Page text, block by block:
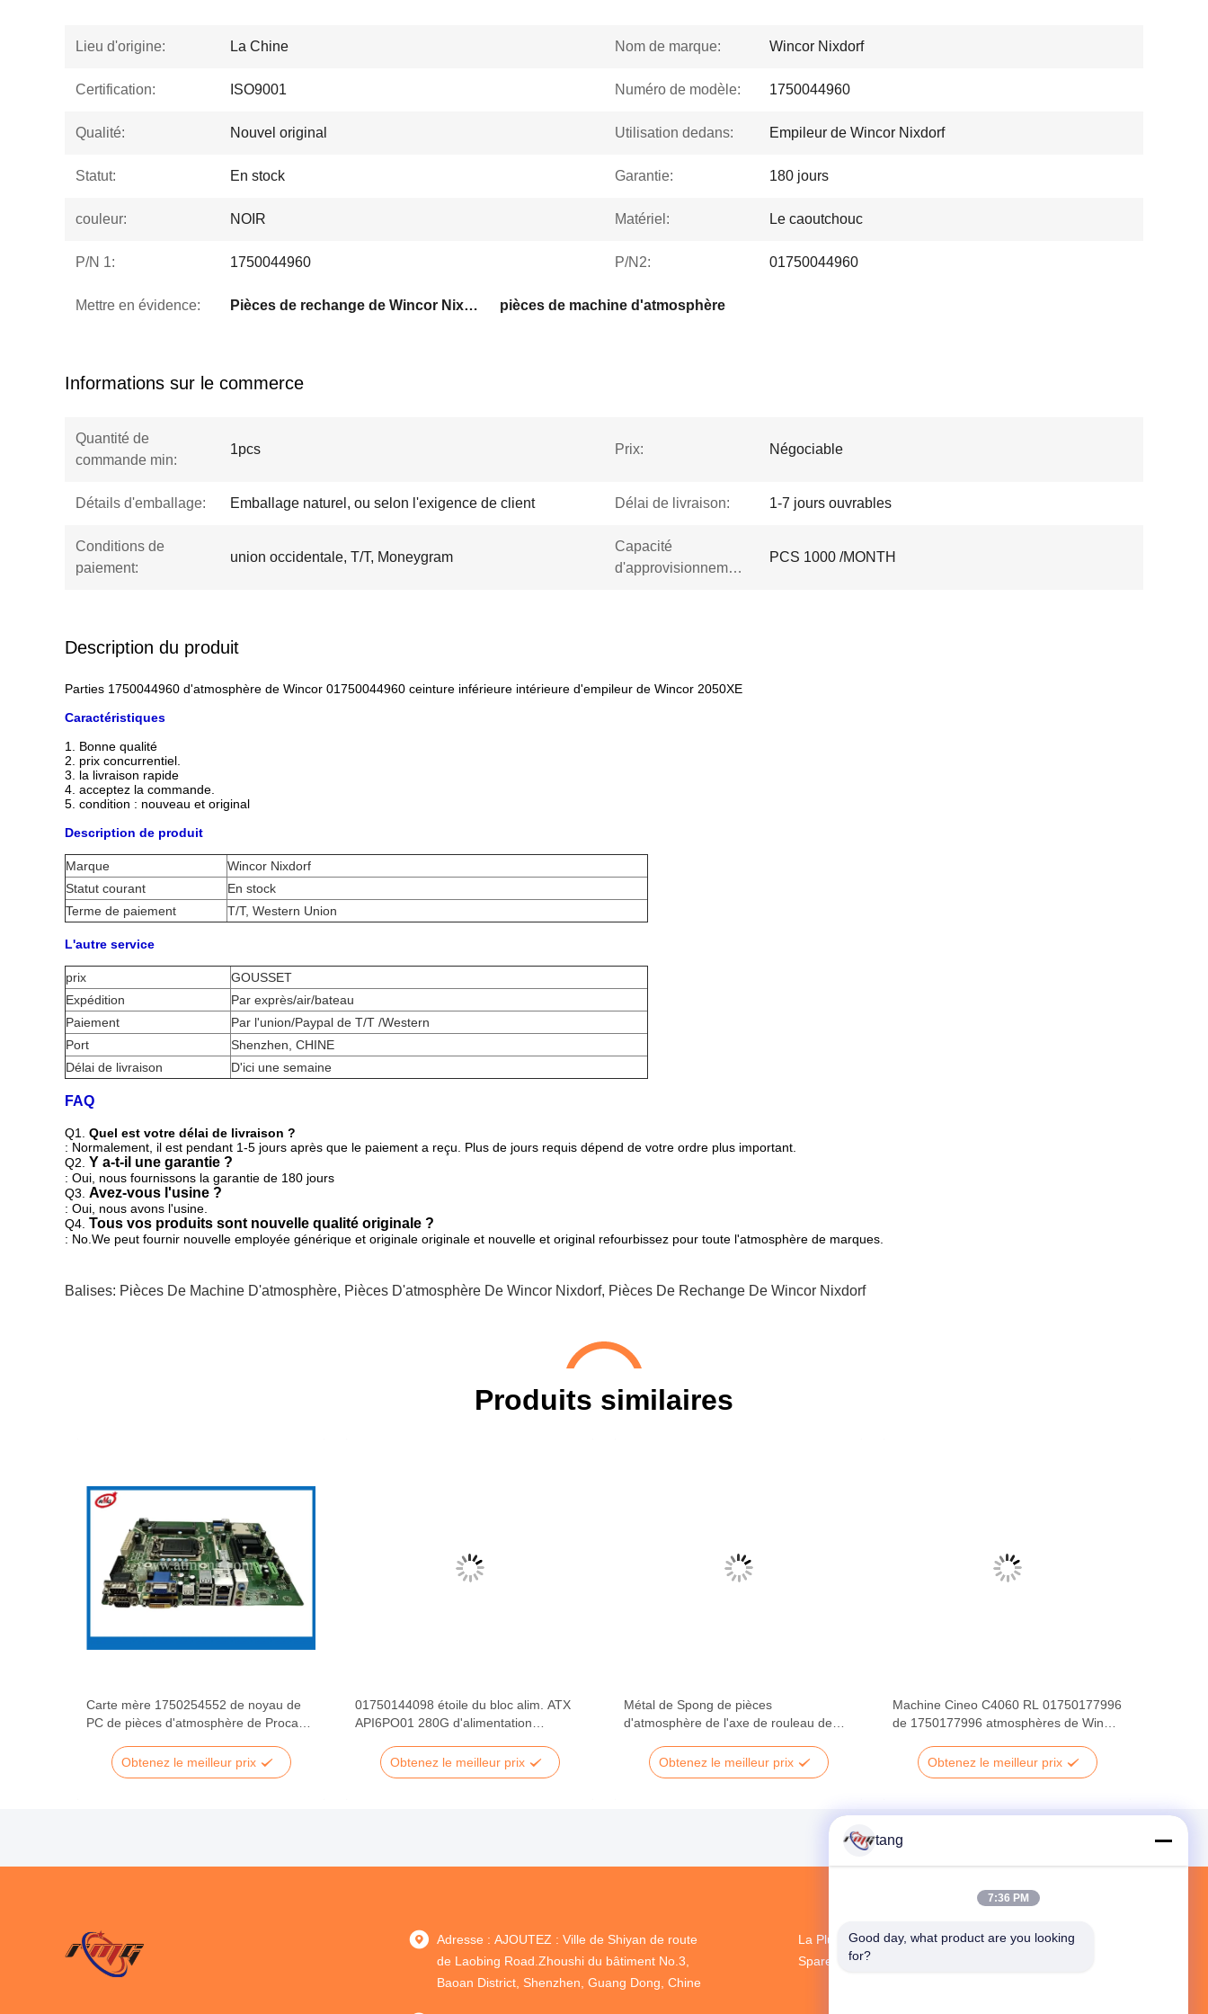
Lieu d'origine: La Chine Nom de marque: Wincor Nixdorf
Certification: ISO9001 Numéro de modèle: 1750044960
Qualité: Nouvel original Utilisation dedans: Empileur de Wincor Nixdorf
Statut: En stock Garantie: 180 jours
couleur: NOIR Matériel: Le caoutchouc
P/N 1: 1750044960 P/N2: 01750044960
Mettre en évidence: Pièces de rechange de Wincor Nixdorf pièces de machine d'atmosphère
Informations sur le commerce
Quantité de
commande min:
1pcs Prix: Négociable
Détails d'emballage: Emballage naturel, ou selon l'exigence de client Délai de livraison: 1-7 jours ouvrables
Conditions de
paiement:
union occidentale, T/T, Moneygram
Capacité
d'approvisionnement:
PCS 1000 /MONTH
Description du produit
Parties 1750044960 d'atmosphère de Wincor 01750044960 ceinture inférieure intérieure d'empileur de Wincor 2050XE
Caractéristiques
1. Bonne qualité
2. prix concurrentiel.
3. la livraison rapide
4. acceptez la commande.
5. condition : nouveau et original
Description de produit
Marque
Wincor Nixdorf
Statut courant
En stock
Terme de paiement
T/T, Western Union
L'autre service
prix
GOUSSET
Expédition
Par exprès/air/bateau
Paiement
Par l'union/Paypal de T/T /Western
Port
Shenzhen, CHINE
Délai de livraison
D'ici une semaine
FAQ
Q1. Quel est votre délai de livraison ?
: Normalement, il est pendant 1-5 jours après que le paiement a reçu. Plus de jours requis dépend de votre ordre plus important.
Q2. Y a-t-il une garantie ?
: Oui, nous fournissons la garantie de 180 jours
Q3. Avez-vous l'usine ?
: Oui, nous avons l'usine.
Q4. Tous vos produits sont nouvelle qualité originale ?
: No.We peut fournir nouvelle employée générique et originale originale et nouvelle et original refourbissez pour toute l'atmosphère de marques.
Balises: Pièces De Machine D'atmosphère, Pièces D'atmosphère De Wincor Nixdorf, Pièces De Rechange De Wincor Nixdorf
Produits similaires
Carte mère 1750254552 de noyau de
PC de pièces d'atmosphère de Procash
Obtenez le meilleur prix
01750144098 étoile du bloc alim. ATX
API6PO01 280G d'alimentation
Obtenez le meilleur prix
Métal de Spong de pièces
d'atmosphère de l'axe de rouleau de
Obtenez le meilleur prix
Machine Cineo C4060 RL 01750177996
de 1750177996 atmosphères de Wincor
Obtenez le meilleur prix
Adresse : AJOUTEZ : Ville de Shiyan de route
de Laobing Road.Zhoushi du bâtiment No.3,
Baoan District, Shenzhen, Guang Dong, Chine
La Plus Grande R & D Et La Production ATM
Spare Parts Fournisseur En Chine
tang
7:36 PM
Good day, what product are you looking
for?